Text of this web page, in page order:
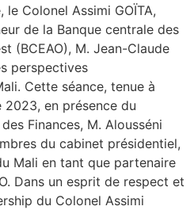
le Colonel Assimi GOÏTA,
de la Banque centrale des
(BCEAO), M. Jean-Claude
perspectives
Cette séance, tenue à
2023, en présence du
Finances, M. Alousséni
du cabinet présidentiel,
Mali en tant que partenaire
Dans un esprit de respect et
du Colonel Assimi